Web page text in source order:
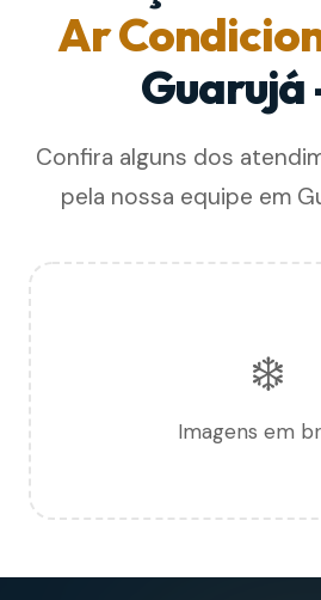
Ar
Guarujá
Confira alguns dos
pela nossa equipe em
❄️
Imagens em